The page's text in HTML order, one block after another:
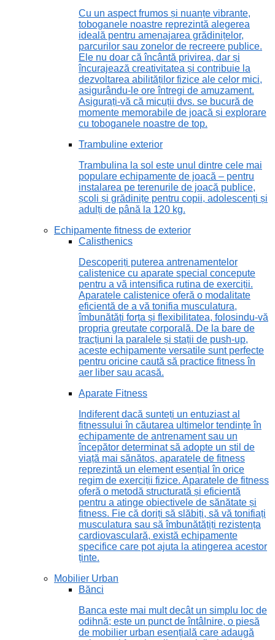
Cu un aspect frumos și nuanțe vibrante,
toboganele noastre reprezintă alegerea
ideală pentru amenajarea grădinițelor,
parcurilor sau zonelor de recreere publice.
Ele nu doar că încântă privirea, dar și
încurajează creativitatea și contribuie la
dezvoltarea abilităților fizice ale celor mici,
asigurându-le ore întregi de amuzament.
Asigurați-vă că micuții dvs. se bucură de
momente memorabile de joacă și explorare
cu toboganele noastre de top.
Trambuline exterior
Trambulina la sol este unul dintre cele mai
populare echipamente de joacă – pentru
instalarea pe terenurile de joacă publice,
școli și grădinițe pentru copii, adolescenți și
adulți de până la 120 kg.
Echipamente fitness de exterior
Calisthenics
Descoperiți puterea antrenamentelor
calistenice cu aparate special concepute
pentru a vă intensifica rutina de exerciții.
Aparatele calistenice oferă o modalitate
eficientă de a vă tonifia musculatura,
îmbunătăți forța și flexibilitatea, folosindu-vă
propria greutate corporală. De la bare de
tracțiuni la paralele și stații de push-up,
aceste echipamente versatile sunt perfecte
pentru oricine caută să practice fitness în
aer liber sau acasă.
Aparate Fitness
Indiferent dacă sunteți un entuziast al
fitnessului în căutarea ultimelor tendințe în
echipamente de antrenament sau un
începător determinat să adopte un stil de
viață mai sănătos, aparatele de fitness
reprezintă un element esențial în orice
regim de exerciții fizice. Aparatele de fitness
oferă o metodă structurată și eficientă
pentru a atinge obiectivele de sănătate și
fitness. Fie că doriți să slăbiți, să vă tonifiați
musculatura sau să îmbunătățiți rezistența
cardiovasculară, există echipamente
specifice care pot ajuta la atingerea acestor
ținte.
Mobilier Urban
Bănci
Banca este mai mult decât un simplu loc de
odihnă; este un punct de întâlnire, o piesă
de mobilier urban esențială care adaugă